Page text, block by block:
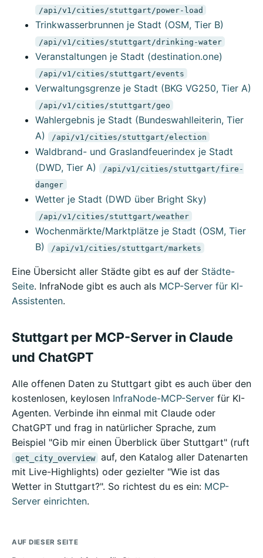
/api/v1/cities/stuttgart/power-load
Trinkwasserbrunnen je Stadt (OSM, Tier B)
/api/v1/cities/stuttgart/drinking-water
Veranstaltungen je Stadt (destination.one)
/api/v1/cities/stuttgart/events
Verwaltungsgrenze je Stadt (BKG VG250, Tier A)
/api/v1/cities/stuttgart/geo
Wahlergebnis je Stadt (Bundeswahlleiterin, Tier
A)
/api/v1/cities/stuttgart/election
Waldbrand- und Graslandfeuerindex je Stadt
(DWD, Tier A)
/api/v1/cities/stuttgart/fire-
danger
Wetter je Stadt (DWD über Bright Sky)
/api/v1/cities/stuttgart/weather
Wochenmärkte/Marktplätze je Stadt (OSM, Tier
B)
/api/v1/cities/stuttgart/markets
Eine Übersicht aller Städte gibt es auf der Städte-
Seite. InfraNode gibt es auch als MCP-Server für KI-
Assistenten.
Stuttgart per MCP-Server in Claude
und ChatGPT
Alle offenen Daten zu Stuttgart gibt es auch über den
kostenlosen, keylosen InfraNode-MCP-Server für KI-
Agenten. Verbinde ihn einmal mit Claude oder
ChatGPT und frag in natürlicher Sprache, zum
Beispiel "Gib mir einen Überblick über Stuttgart" (ruft
get_city_overview
auf, den Katalog aller Datenarten
mit Live-Highlights) oder gezielter "Wie ist das
Wetter in Stuttgart?". So richtest du es ein: MCP-
Server einrichten.
AUF DIESER SEITE